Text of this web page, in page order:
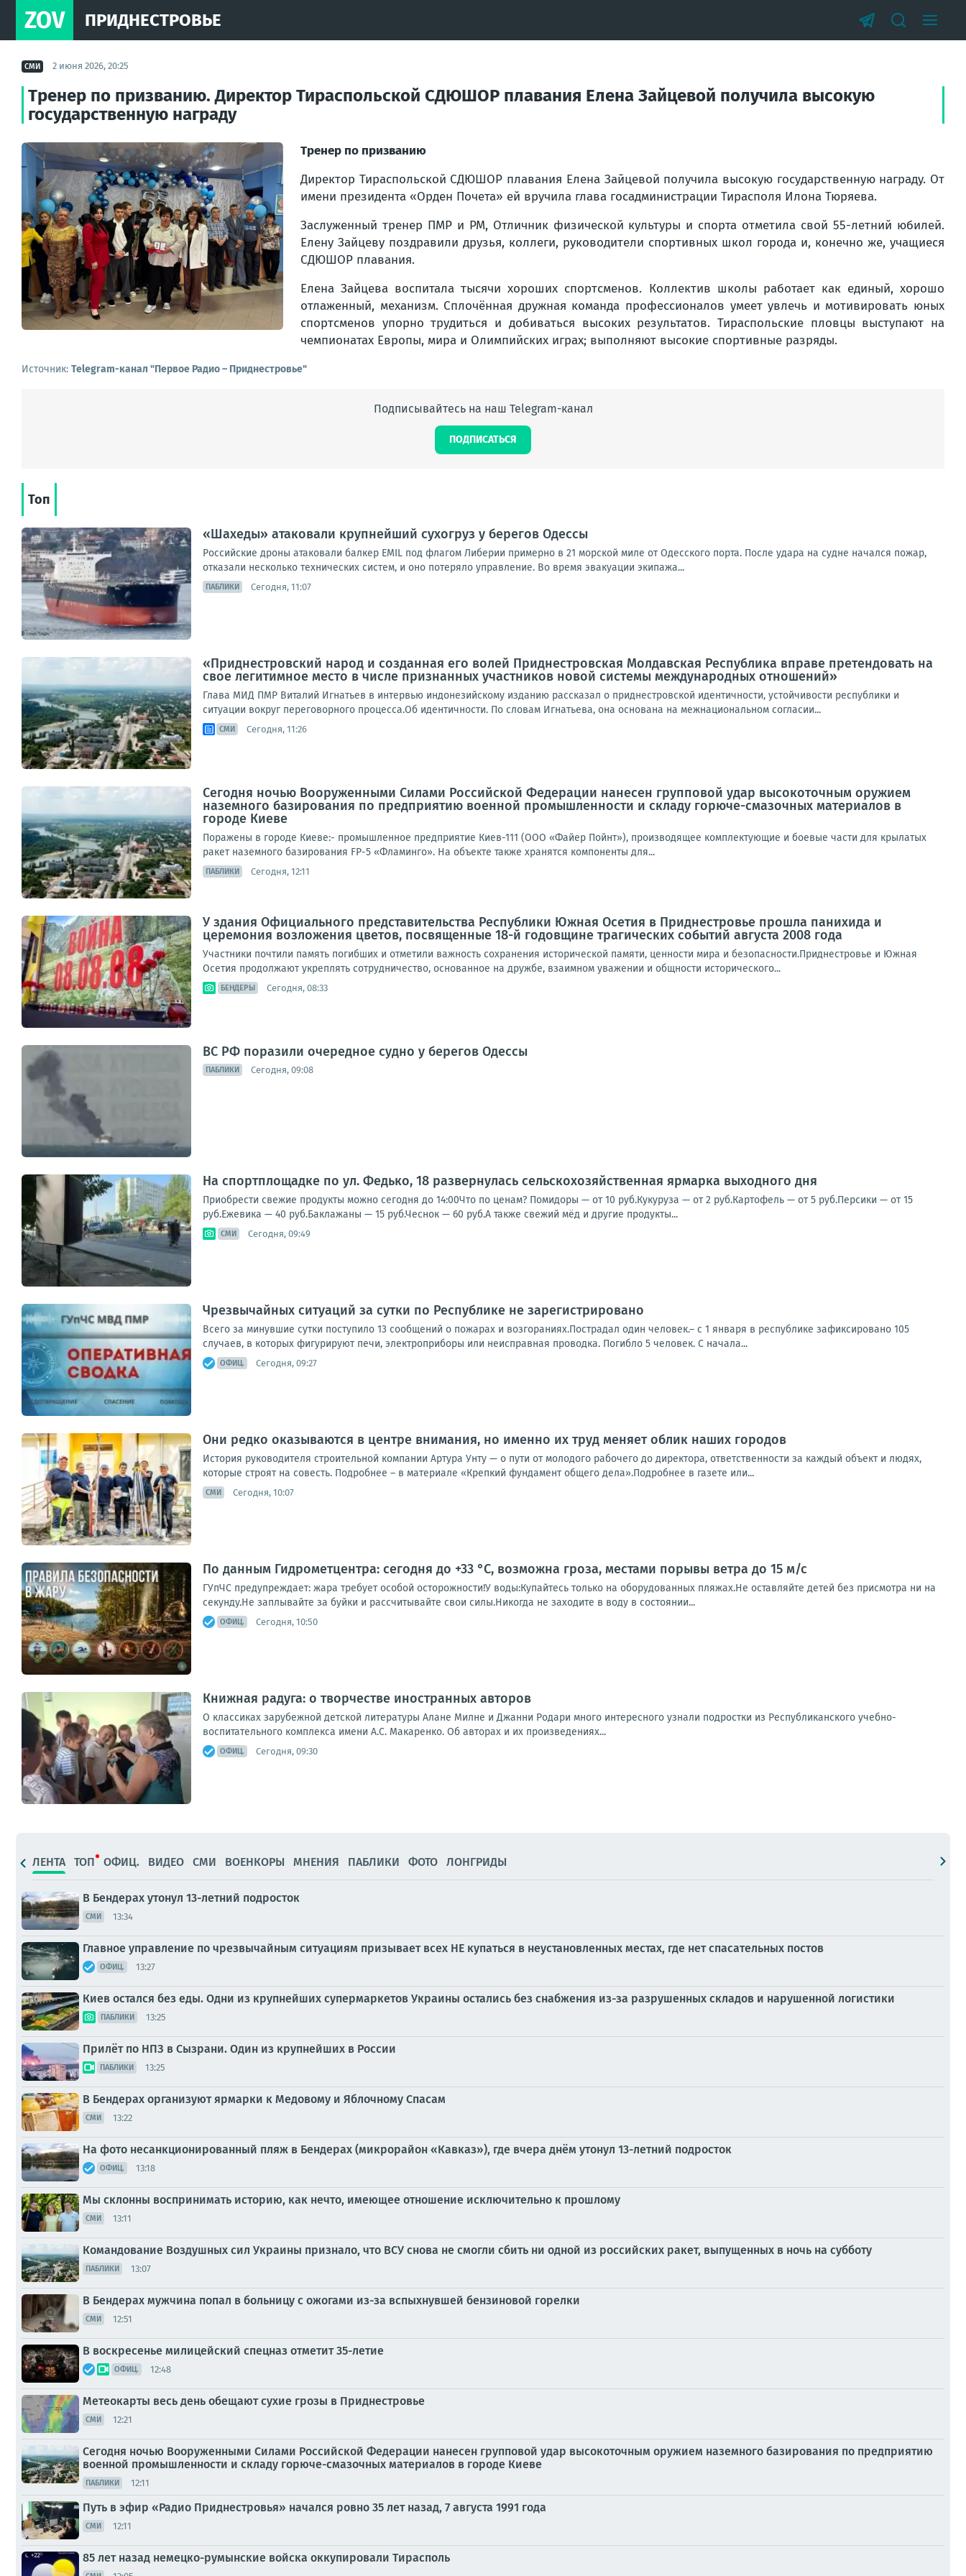
ZOV ПРИДНЕСТРОВЬЕ
СМИ 2 июня 2026, 20:25
Тренер по призванию. Директор Тираспольской СДЮШОР плавания Елена Зайцевой получила высокую
государственную награду
Тренер по призванию
Директор Тираспольской СДЮШОР плавания Елена Зайцевой получила высокую государственную награду. От
имени президента «Орден Почета» ей вручила глава госадминистрации Тирасполя Илона Тюряева.
Заслуженный тренер ПМР и РМ, Отличник физической культуры и спорта отметила свой 55-летний юбилей.
Елену Зайцеву поздравили друзья, коллеги, руководители спортивных школ города и, конечно же, учащиеся
СДЮШОР плавания.
Елена Зайцева воспитала тысячи хороших спортсменов. Коллектив школы работает как единый, хорошо
отлаженный, механизм. Сплочённая дружная команда профессионалов умеет увлечь и мотивировать юных
спортсменов упорно трудиться и добиваться высоких результатов. Тираспольские пловцы выступают на
чемпионатах Европы, мира и Олимпийских играх; выполняют высокие спортивные разряды.
Источник: Telegram-канал "Первое Радио – Приднестровье"
Подписывайтесь на наш Telegram-канал
ПОДПИСАТЬСЯ
Топ
«Шахеды» атаковали крупнейший сухогруз у берегов Одессы
Российские дроны атаковали балкер EMIL под флагом Либерии примерно в 21 морской миле от Одесского порта. После удара на судне начался пожар,
отказали несколько технических систем, и оно потеряло управление. Во время эвакуации экипажа...
ПАБЛИКИ Сегодня, 11:07
«Приднестровский народ и созданная его волей Приднестровская Молдавская Республика вправе претендовать на
свое легитимное место в числе признанных участников новой системы международных отношений»
Глава МИД ПМР Виталий Игнатьев в интервью индонезийскому изданию рассказал о приднестровской идентичности, устойчивости республики и
ситуации вокруг переговорного процесса.Об идентичности. По словам Игнатьева, она основана на межнациональном согласии...
СМИ Сегодня, 11:26
Сегодня ночью Вооруженными Силами Российской Федерации нанесен групповой удар высокоточным оружием
наземного базирования по предприятию военной промышленности и складу горюче-смазочных материалов в
городе Киеве
Поражены в городе Киеве:- промышленное предприятие Киев-111 (ООО «Файер Пойнт»), производящее комплектующие и боевые части для крылатых
ракет наземного базирования FP-5 «Фламинго». На объекте также хранятся компоненты для...
ПАБЛИКИ Сегодня, 12:11
У здания Официального представительства Республики Южная Осетия в Приднестровье прошла панихида и
церемония возложения цветов, посвященные 18-й годовщине трагических событий августа 2008 года
Участники почтили память погибших и отметили важность сохранения исторической памяти, ценности мира и безопасности.Приднестровье и Южная
Осетия продолжают укреплять сотрудничество, основанное на дружбе, взаимном уважении и общности исторического...
БЕНДЕРЫ Сегодня, 08:33
ВС РФ поразили очередное судно у берегов Одессы
ПАБЛИКИ Сегодня, 09:08
На спортплощадке по ул. Федько, 18 развернулась сельскохозяйственная ярмарка выходного дня
Приобрести свежие продукты можно сегодня до 14:00Что по ценам? Помидоры — от 10 руб.Кукуруза — от 2 руб.Картофель — от 5 руб.Персики — от 15
руб.Ежевика — 40 руб.Баклажаны — 15 руб.Чеснок — 60 руб.А также свежий мёд и другие продукты...
СМИ Сегодня, 09:49
Чрезвычайных ситуаций за сутки по Республике не зарегистрировано
Всего за минувшие сутки поступило 13 сообщений о пожарах и возгораниях.Пострадал один человек.– с 1 января в республике зафиксировано 105
случаев, в которых фигурируют печи, электроприборы или неисправная проводка. Погибло 5 человек. С начала...
ОФИЦ. Сегодня, 09:27
Они редко оказываются в центре внимания, но именно их труд меняет облик наших городов
История руководителя строительной компании Артура Унту — о пути от молодого рабочего до директора, ответственности за каждый объект и людях,
которые строят на совесть. Подробнее – в материале «Крепкий фундамент общего дела».Подробнее в газете или...
СМИ Сегодня, 10:07
По данным Гидрометцентра: сегодня до +33 °C, возможна гроза, местами порывы ветра до 15 м/с
ГУпЧС предупреждает: жара требует особой осторожности!У воды:Купайтесь только на оборудованных пляжах.Не оставляйте детей без присмотра ни на
секунду.Не заплывайте за буйки и рассчитывайте свои силы.Никогда не заходите в воду в состоянии...
ОФИЦ. Сегодня, 10:50
Книжная радуга: о творчестве иностранных авторов
О классиках зарубежной детской литературы Алане Милне и Джанни Родари много интересного узнали подростки из Республиканского учебно-
воспитательного комплекса имени А.С. Макаренко. Об авторах и их произведениях...
ОФИЦ. Сегодня, 09:30
ЛЕНТА ТОП ОФИЦ. ВИДЕО СМИ ВОЕНКОРЫ МНЕНИЯ ПАБЛИКИ ФОТО ЛОНГРИДЫ
В Бендерах утонул 13-летний подросток
СМИ 13:34
Главное управление по чрезвычайным ситуациям призывает всех НЕ купаться в неустановленных местах, где нет спасательных постов
ОФИЦ. 13:27
Киев остался без еды. Одни из крупнейших супермаркетов Украины остались без снабжения из-за разрушенных складов и нарушенной логистики
ПАБЛИКИ 13:25
Прилёт по НПЗ в Сызрани. Один из крупнейших в России
ПАБЛИКИ 13:25
В Бендерах организуют ярмарки к Медовому и Яблочному Спасам
СМИ 13:22
На фото несанкционированный пляж в Бендерах (микрорайон «Кавказ»), где вчера днём утонул 13-летний подросток
ОФИЦ. 13:18
Мы склонны воспринимать историю, как нечто, имеющее отношение исключительно к прошлому
СМИ 13:11
Командование Воздушных сил Украины признало, что ВСУ снова не смогли сбить ни одной из российских ракет, выпущенных в ночь на субботу
ПАБЛИКИ 13:07
В Бендерах мужчина попал в больницу с ожогами из-за вспыхнувшей бензиновой горелки
СМИ 12:51
В воскресенье милицейский спецназ отметит 35-летие
ОФИЦ. 12:48
Метеокарты весь день обещают сухие грозы в Приднестровье
СМИ 12:21
Сегодня ночью Вооруженными Силами Российской Федерации нанесен групповой удар высокоточным оружием наземного базирования по предприятию
военной промышленности и складу горюче-смазочных материалов в городе Киеве
ПАБЛИКИ 12:11
Путь в эфир «Радио Приднестровья» начался ровно 35 лет назад, 7 августа 1991 года
СМИ 12:11
85 лет назад немецко-румынские войска оккупировали Тирасполь